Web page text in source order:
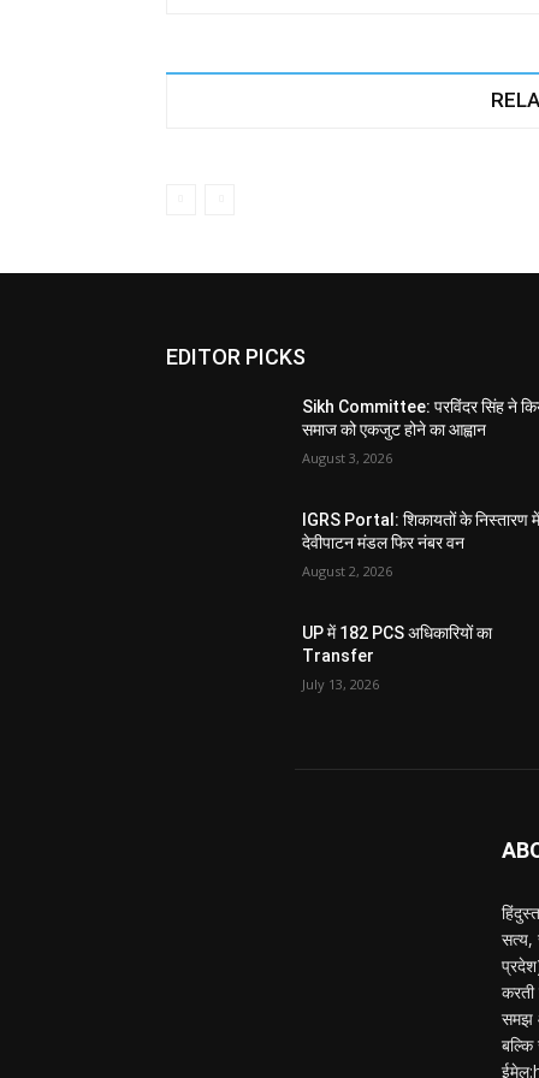
EDITOR PICKS
Sikh Committee: परविंदर सिंह ने
समाज को एकजुट होने का आह्वान
August 3, 2026
IGRS Portal: शिकायतों के निस्तारण
देवीपाटन मंडल फिर नंबर वन
August 2, 2026
UP में 182 PCS अधिकारियों का
Transfer
July 13, 2026
सत्य,
करती
समझ
बल्कि